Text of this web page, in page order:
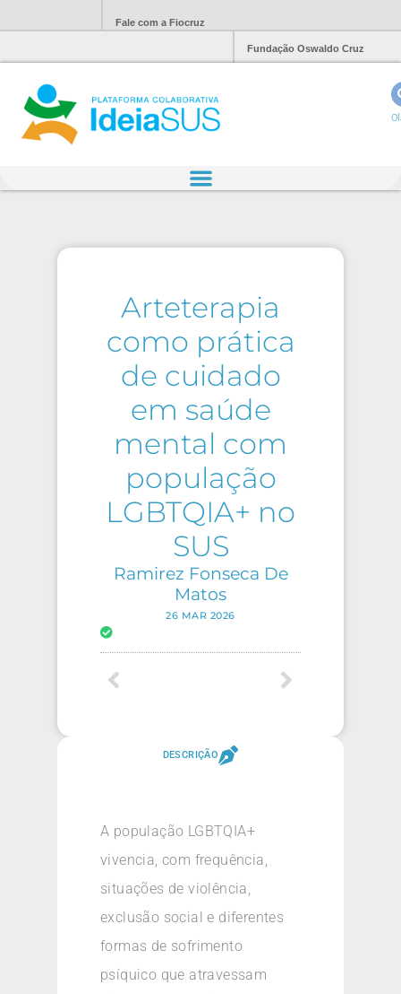
Fale com a Fiocruz
Fundação Oswaldo Cruz
Arteterapia
como prática
de cuidado
em saúde
mental com
população
LGBTQIA+ no
SUS
Ramirez Fonseca De
Matos
26 MAR 2026
DESCRIÇÃO
A população LGBTQIA+
vivencia, com frequência,
situações de violência,
exclusão social e diferentes
formas de sofrimento
psíquico que atravessam